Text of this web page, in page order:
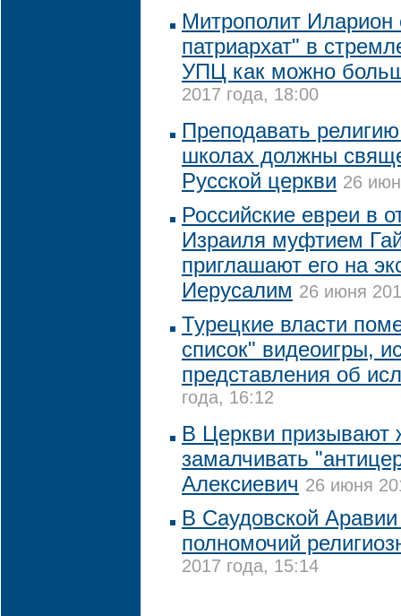
Митрополит Иларион
патриархат" в
УПЦ как можно
2017 года, 18:00
Преподавать
школах должны
Русской церкви 26
Российские евреи в
Израиля муфтием
приглашают его на
Иерусалим 26 июня
Турецкие власти
список" видеоигры,
представления об
года, 16:12
В Церкви призывают
замалчивать
Алексиевич 26 июня
В Саудовской Аравии
полномочий
2017 года, 15:14